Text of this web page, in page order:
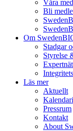
Våra
Bli
Om
Stadgar
Styrelse
Läs mer
Aktuellt
Pressrum
Kontakt
About